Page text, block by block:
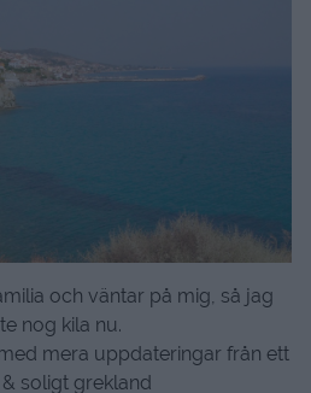
och väntar på mig, så jag
nog kila nu.
mera uppdateringar från ett
soligt grekland